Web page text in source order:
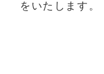
をいたします。